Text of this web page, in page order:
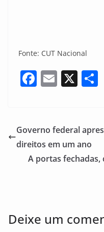
Fonte: CUT Nacional
F
e
b
o
E
l
X
Governo federal
direitos em um ano
A portas fechadas,
Deixe um